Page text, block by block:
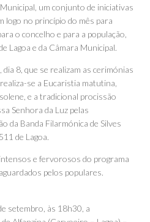
um conjunto de iniciativas
logo no princípio do mês para
o concelho e para a população,
Lagoa e da Câmara Municipal.
8, que se realizam as cerimónias
se a Eucaristia matutina,
e a tradicional procissão
Senhora da Luz pelas
da Banda Filarmónica de Silves
de Lagoa.
e fervorosos do programa
pelos populares.
setembro, às 18h30, a